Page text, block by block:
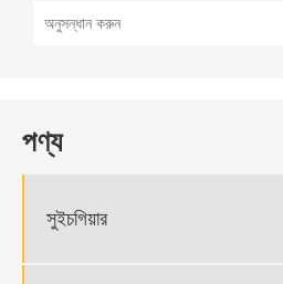
পণ্য
সুইচগিয়ার